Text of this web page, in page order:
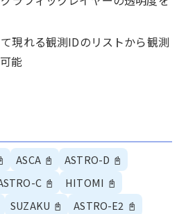
現れる観測IDのリストから観測
能
ASCA 📓 ASTRO-D 📓
C 📓 HITOMI 📓
SUZAKU 📓 ASTRO-E2 📓